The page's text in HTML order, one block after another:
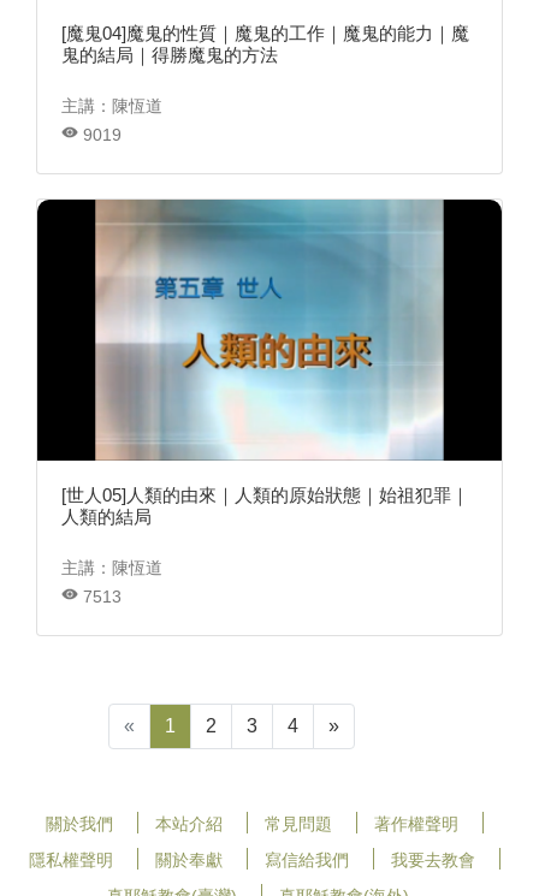
[魔鬼04]魔鬼的性質｜魔鬼的工作｜魔鬼的能力｜魔
鬼的結局｜得勝魔鬼的方法
主講：陳恆道
9019
[世人05]人類的由來｜人類的原始狀態｜始祖犯罪｜
人類的結局
主講：陳恆道
7513
« 1 2 3 4 »
關於我們 本站介紹 常見問題
著作權聲明
隱私權聲明
關於奉獻 寫信給我們
我要去教會